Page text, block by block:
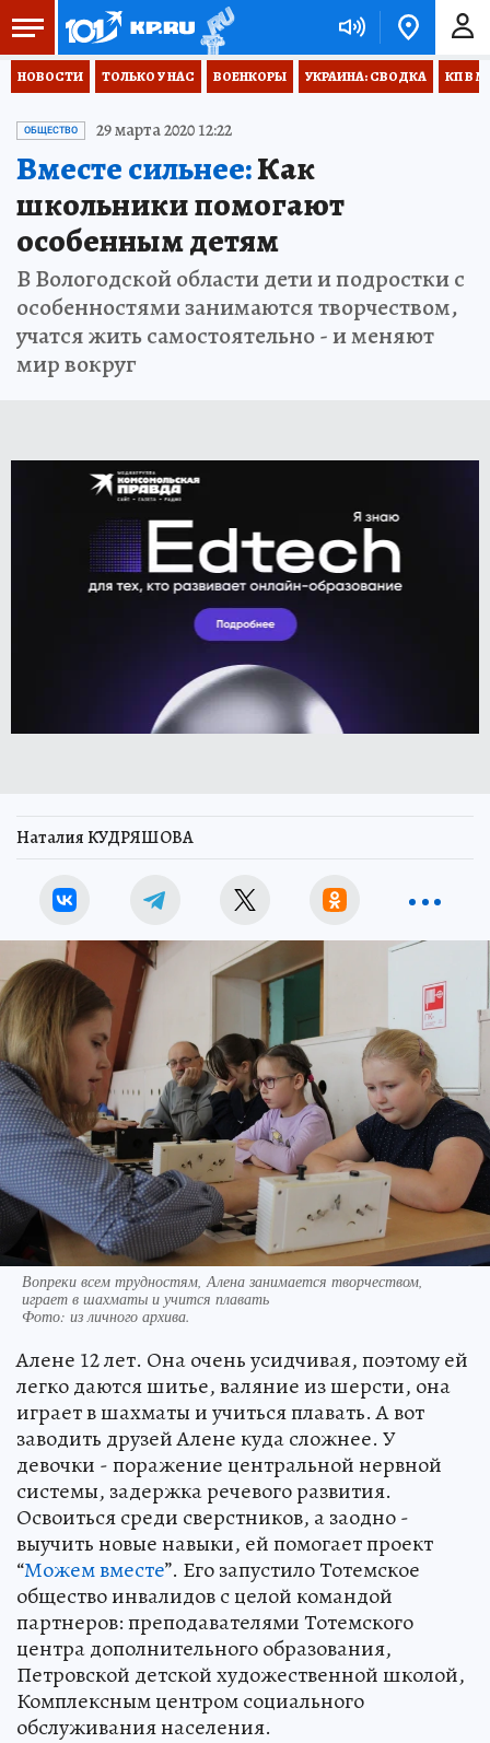
НОВОСТИ ТОЛЬКО У НАС ВОЕНКОРЫ УКРАИНА: СВОДКА КП В
ОБЩЕСТВО 29 марта 2020 12:22
Вместе сильнее:Как
школьники помогают
особенным детям
В Вологодской области дети и подростки с
особенностями занимаются творчеством,
учатся жить самостоятельно - и меняют
мир вокруг
Наталия КУДРЯШОВА
Вопреки всем трудностям, Алена занимается творчеством,
играет в шахматы и учится плавать
Фото: из личного архива.
Алене 12 лет. Она очень усидчивая, поэтому ей
легко даются шитье, валяние из шерсти, она
играет в шахматы и учиться плавать. А вот
заводить друзей Алене куда сложнее. У
девочки - поражение центральной нервной
системы, задержка речевого развития.
Освоиться среди сверстников, а заодно -
выучить новые навыки, ей помогает проект
“Можем вместе”. Его запустило Тотемское
общество инвалидов с целой командой
партнеров: преподавателями Тотемского
центра дополнительного образования,
Петровской детской художественной школой,
Комплексным центром социального
обслуживания населения.